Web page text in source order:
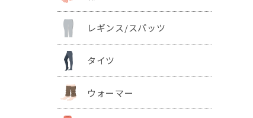
レギンス/スパッツ
タイツ
ウォーマー